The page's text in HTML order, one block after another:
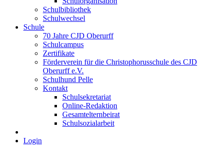
Schulbibliothek
Schulwechsel
Schule
70 Jahre CJD Oberurff
Schulcampus
Zertifikate
Förderverein für die Christophorusschule des CJD
Oberurff e.V.
Schulhund Pelle
Kontakt
Schulsekretariat
Online-Redaktion
Gesamtelternbeirat
Schulsozialarbeit
Login